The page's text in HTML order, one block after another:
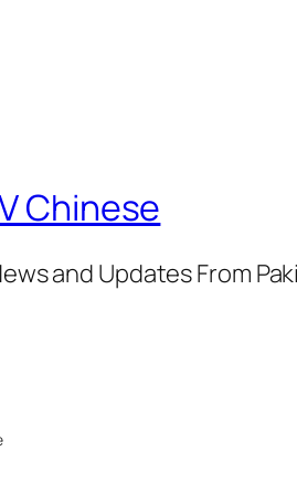
Chinese
and Updates From